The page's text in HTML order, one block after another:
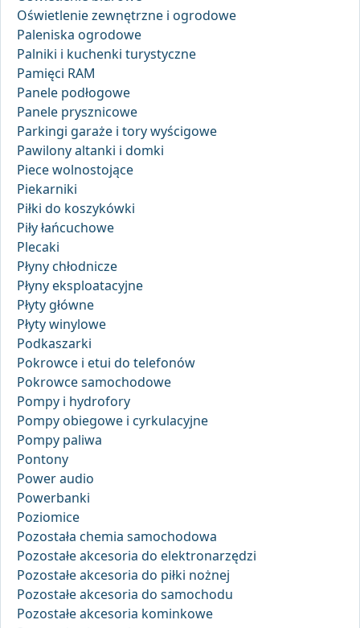
Oświetlenie zewnętrzne i ogrodowe
Paleniska ogrodowe
Palniki i kuchenki turystyczne
Pamięci RAM
Panele podłogowe
Panele prysznicowe
Parkingi garaże i tory wyścigowe
Pawilony altanki i domki
Piece wolnostojące
Piekarniki
Piłki do koszykówki
Piły łańcuchowe
Plecaki
Płyny chłodnicze
Płyny eksploatacyjne
Płyty główne
Płyty winylowe
Podkaszarki
Pokrowce i etui do telefonów
Pokrowce samochodowe
Pompy i hydrofory
Pompy obiegowe i cyrkulacyjne
Pompy paliwa
Pontony
Power audio
Powerbanki
Poziomice
Pozostała chemia samochodowa
Pozostałe akcesoria do elektronarzędzi
Pozostałe akcesoria do piłki nożnej
Pozostałe akcesoria do samochodu
Pozostałe akcesoria kominkowe